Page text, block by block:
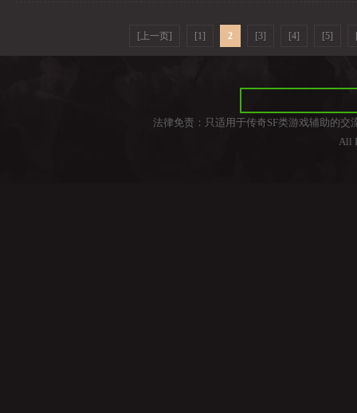
[上一页] [1] 2 [3] [4] [5]
法律免责：只适用于传奇SF类游戏辅助的
All